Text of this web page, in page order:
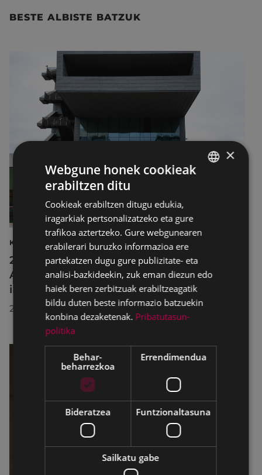
BESTE ALBISTE BATZUK
KULTURA
2026ko Delta Cultura Saria jaso du
Armagintzaren Museoak, izandako
ibilbideagatik
2026/07/23
×
Webgune honek cookieak
erabiltzen ditu
Cookieak erabiltzen ditugu edukia,
iragarkiak pertsonalizatzeko eta gure
trafikoa aztertzeko. Gure webgunearen
erabilerari buruzko informazioa ere
partekatzen dugu gure publizitate- eta
analisi-bazkideekin, zuk eman diezun edo
haiek beren zerbitzuak erabiltzeagatik
bildu duten beste informazio batzuekin
konbina dezaketenak. Pribatutasun-
politika
Behar-
beharrezkoa
Errendimendua
Bideratzea Funtzionaltasuna
Sailkatu gabe